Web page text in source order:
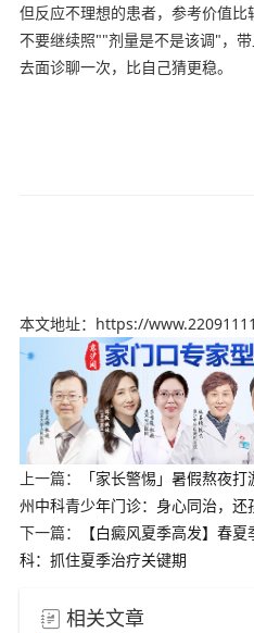
但反应不理想的患者，参考价值
不要继续照""剂量是不是该调"，
去面诊聊一次，比自己猜更稳。
本文地址：https://
上一篇：
「家长警惕」暑假熬夜
州中科青少年门诊：身心同治，还
下一篇：
【白癜风夏季高发】春
科：抓住夏季治疗关键期
相关文章